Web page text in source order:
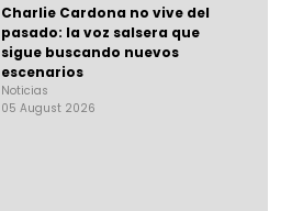
Charlie Cardona no vive del
pasado: la voz salsera que
sigue buscando nuevos
escenarios
Noticias
05 August 2026